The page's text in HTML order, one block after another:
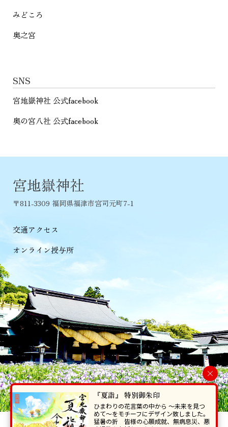
みどころ
奥之宮
SNS
宮地嶽神社 公式facebook
奥の宮八社 公式facebook
宮地嶽神社
〒811-3309 福岡県福津市宮司元町7-1
交通アクセス
オンライン授与所
当ホームページで掲載の写真・イラスト等を無断で転写･複製することを
×
『夏詣』 特別御朱印
ひまわりの花言葉の中から 〜未来を見つ
めて〜をモチーフにデザイン致しました。
猛暑の折 皆様の心願成就、無病息災、悪